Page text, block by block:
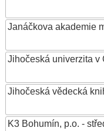
Janáčkova akademie
Jihočeská univerzita v
Jihočeská vědecká
K3 Bohumín, p.o. -